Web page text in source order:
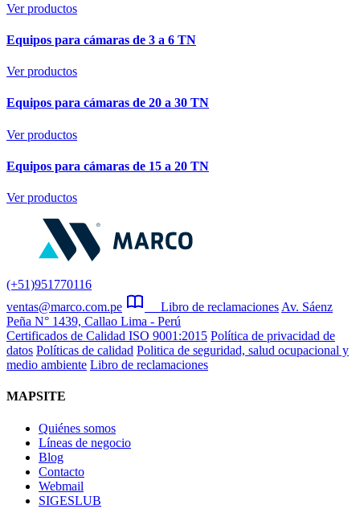
Ver productos
Equipos para cámaras de 3 a 6 TN
Ver productos
Equipos para cámaras de 20 a 30 TN
Ver productos
Equipos para cámaras de 15 a 20 TN
Ver productos
(+51)951770116
ventas@marco.com.pe
Libro de reclamaciones Av. Sáenz
Peña N° 1439, Callao Lima - Perú
Certificados de Calidad ISO 9001:2015 Política de privacidad de
datos Políticas de calidad Politica de seguridad, salud ocupacional y
medio ambiente Libro de reclamaciones
MAPSITE
Quiénes somos
Líneas de negocio
Blog
Contacto
Webmail
SIGESLUB